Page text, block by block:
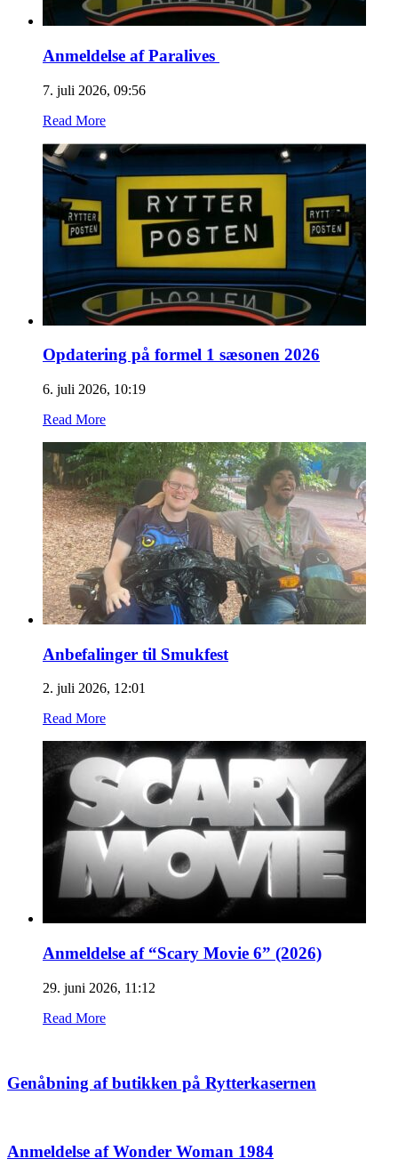
Anmeldelse af Paralives
7. juli 2026, 09:56
Read More
Opdatering på formel 1 sæsonen 2026
6. juli 2026, 10:19
Read More
Anbefalinger til Smukfest
2. juli 2026, 12:01
Read More
Anmeldelse af “Scary Movie 6” (2026)
29. juni 2026, 11:12
Read More
Genåbning af butikken på Rytterkasernen
Anmeldelse af Wonder Woman 1984